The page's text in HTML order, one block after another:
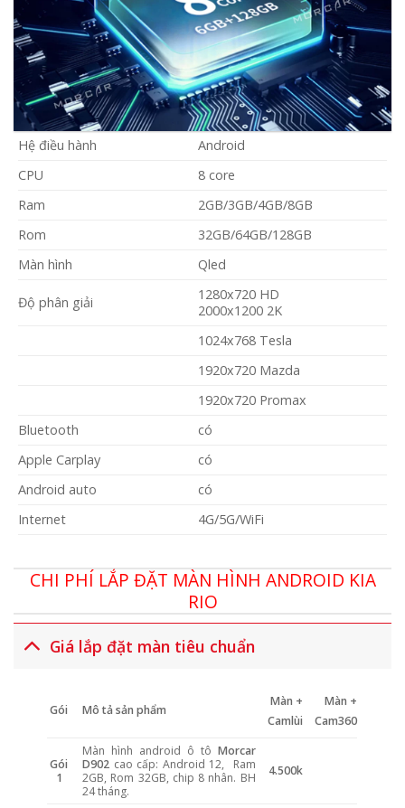
Hệ điều hành
Android
CPU
8 core
Ram
2GB/3GB/4GB/8GB
Rom
32GB/64GB/128GB
Màn hình
Qled
Độ phân giải
1280x720 HD
2000x1200 2K
1024x768 Tesla
1920x720 Mazda
1920x720 Promax
Bluetooth
có
Apple Carplay
có
Android auto
có
Internet
4G/5G/WiFi
CHI PHÍ LẮP ĐẶT MÀN HÌNH ANDROID KIA
RIO
Giá lắp đặt màn tiêu chuẩn
Gói Mô tả sản phẩm
Màn +
Camlùi
Màn +
Cam360
Gói
1
Màn hình android ô tô Morcar
D902cao cấp: Android 12, Ram
2GB, Rom 32GB, chip 8 nhân. BH
24 tháng.
4.500k